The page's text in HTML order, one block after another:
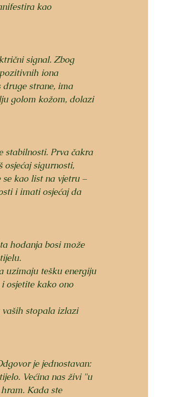
kao
signal. Zbog
iona
strane, ima
golom kožom, dolazi
stabilnosti. Prva čakra
osjećaj sigurnosti,
kao list na vjetru –
i imati osjećaj da
hodanja bosi može
uzimaju tešku energiju
osjetite kako ono
stopala izlazi
je jednostavan:
Većina nas živi "u
Kada ste